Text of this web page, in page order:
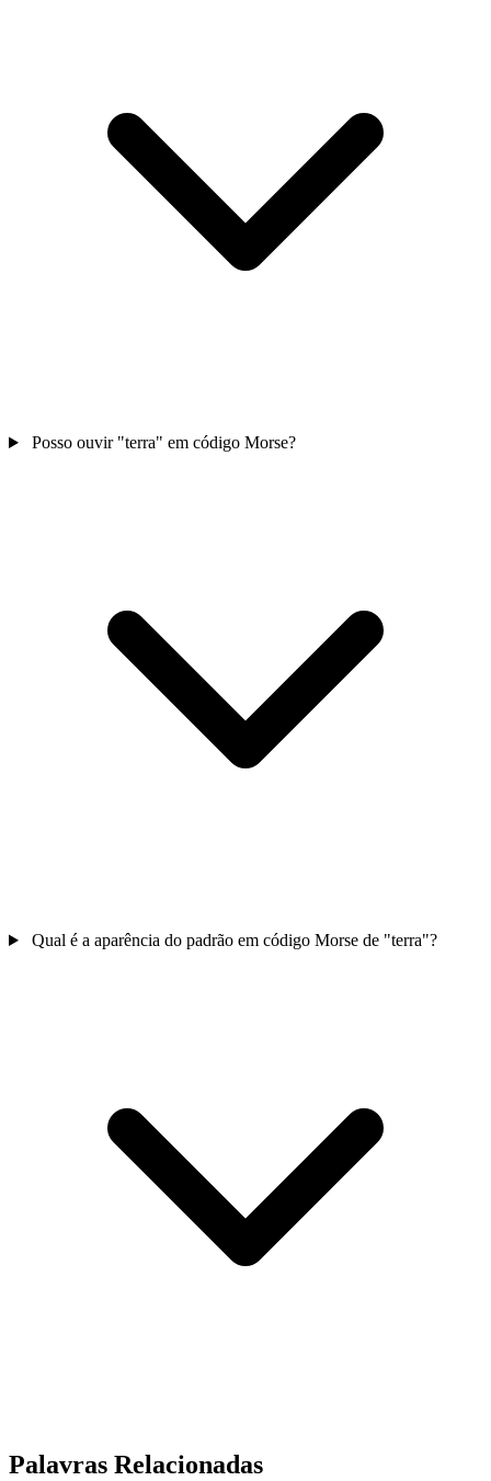
Posso ouvir "terra" em código Morse?
Qual é a aparência do padrão em código Morse de "terra"?
Palavras Relacionadas